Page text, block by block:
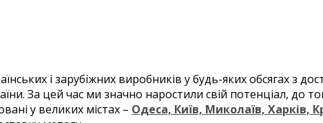
і зарубіжних виробників у будь-яких обсягах з
За цей час ми значно наростили свій потенціал, до
у великих містах – Одеса, Київ, Миколаїв, Харків,